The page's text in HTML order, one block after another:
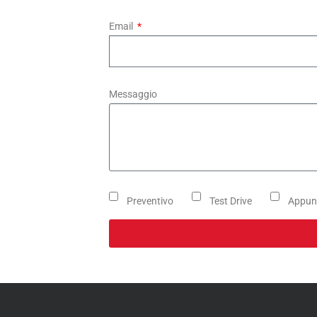
Email
Messaggio
Preventivo Test Drive